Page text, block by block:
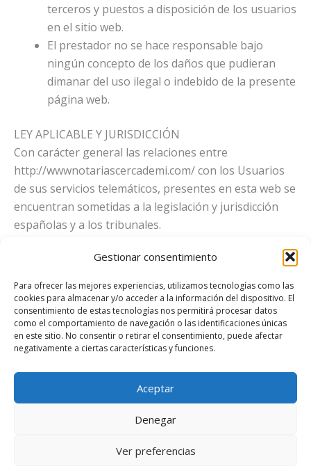
Gestionar consentimiento
Para ofrecer las mejores experiencias, utilizamos tecnologías como las
cookies para almacenar y/o acceder a la información del dispositivo. El
consentimiento de estas tecnologías nos permitirá procesar datos
como el comportamiento de navegación o las identificaciones únicas
en este sitio. No consentir o retirar el consentimiento, puede afectar
negativamente a ciertas características y funciones.
Aceptar
Denegar
Ver preferencias
terceros y puestos a disposición de los usuarios
en el sitio web.
El prestador no se hace responsable bajo
ningún concepto de los daños que pudieran
dimanar del uso ilegal o indebido de la presente
página web.
LEY APLICABLE Y JURISDICCIÓN
Con carácter general las relaciones entre
http://wwwnotariascercademi.com/ con los Usuarios
de sus servicios telemáticos, presentes en esta web se
encuentran sometidas a la legislación y jurisdicción
españolas y a los tribunales.
En caso de que cualquier Usuario tuviese alguna duda
acerca de estas Condiciones legales o cualquier
comentario sobre el portal
http://www.notariascercademi.com/, por favor diríjase
acontacto@notariascercademi.com
De parte del equipo que formamos notarías cerca
demí te agradecemos el tiempo dedicado en leer este